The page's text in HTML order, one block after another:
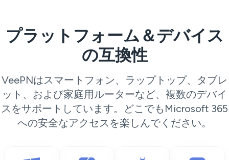
プラットフォーム＆デバイス
の互換性
VeePNはスマートフォン、ラップトップ、タブレ
ット、および家庭用ルーターなど、複数のデバイ
スをサポートしています。どこでもMicrosoft 365
への安全なアクセスを楽しんでください。